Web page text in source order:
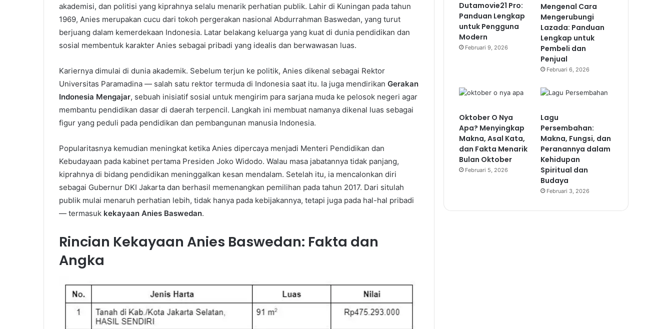
akademisi, dan politisi yang kiprahnya selalu menarik perhatian publik. Lahir di Kuningan pada tahun
1969, Anies merupakan cucu dari tokoh pergerakan nasional Abdurrahman Baswedan, yang turut
berjuang dalam kemerdekaan Indonesia. Latar belakang keluarga yang kuat di dunia pendidikan dan
sosial membentuk karakter Anies sebagai pribadi yang idealis dan berwawasan luas.
Kariernya dimulai di dunia akademik. Sebelum terjun ke politik, Anies dikenal sebagai Rektor
Universitas Paramadina — salah satu rektor termuda di Indonesia saat itu. Ia juga mendirikan Gerakan
Indonesia Mengajar, sebuah inisiatif sosial untuk mengirim para sarjana muda ke pelosok negeri agar
membantu pendidikan dasar di daerah terpencil. Langkah ini membuat namanya dikenal luas sebagai
figur yang peduli pada pendidikan dan pembangunan manusia Indonesia.
Popularitasnya kemudian meningkat ketika Anies dipercaya menjadi Menteri Pendidikan dan
Kebudayaan pada kabinet pertama Presiden Joko Widodo. Walau masa jabatannya tidak panjang,
kiprahnya di bidang pendidikan meninggalkan kesan mendalam. Setelah itu, ia mencalonkan diri
sebagai Gubernur DKI Jakarta dan berhasil memenangkan pemilihan pada tahun 2017. Dari situlah
publik mulai menaruh perhatian lebih, tidak hanya pada kebijakannya, tetapi juga pada hal-hal pribadi
— termasuk kekayaan Anies Baswedan.
Rincian Kekayaan Anies Baswedan: Fakta dan
Angka
Dutamovie21 Pro:
Panduan Lengkap
untuk Pengguna
Modern
Februari 9, 2026
Mengenal Cara
Mengerubungi
Lazada: Panduan
Lengkap untuk
Pembeli dan
Penjual
Februari 6, 2026
Oktober O Nya
Apa? Menyingkap
Makna, Asal Kata,
dan Fakta Menarik
Bulan Oktober
Februari 5, 2026
Lagu
Persembahan:
Makna, Fungsi, dan
Peranannya dalam
Kehidupan
Spiritual dan
Budaya
Februari 3, 2026